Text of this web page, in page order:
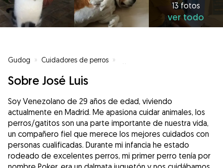
13 fotos
ver todo
Gudog » Cuidadores de perros »
Sobre José Luis
Soy Venezolano de 29 años de edad, viviendo
actualmente en Madrid. Me apasiona cuidar animales, los
perros/gatitos son una parte importante de nuestra vida,
un compañero fiel que merece los mejores cuidados con
personas cualificadas. Durante mi infancia he estado
rodeado de excelentes perros, mi primer perro tenía por